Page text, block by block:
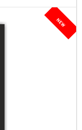
NEW